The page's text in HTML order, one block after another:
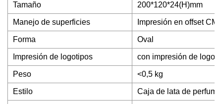
Tamaño 200*120*24(H)mm
Manejo de superficies Impresión en offset
Forma Oval
Impresión de logotipos con impresión de
Peso <0,5 kg
Estilo Caja de lata de